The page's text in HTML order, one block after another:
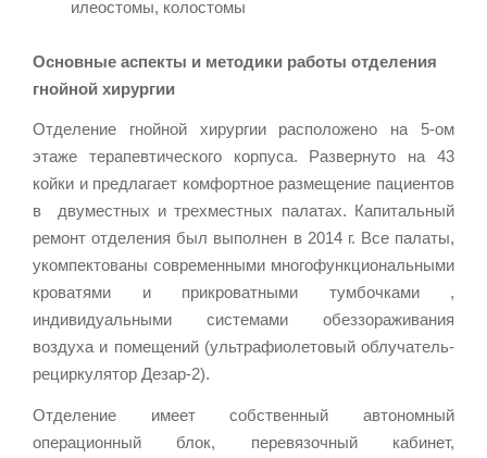
илеостомы, колостомы
Основные аспекты и методики работы отделения
гнойной хирургии
Отделение гнойной хирургии расположено на 5-ом
этаже терапевтического корпуса. Развернуто на 43
койки и предлагает комфортное размещение пациентов
в двуместных и трехместных палатах. Капитальный
ремонт отделения был выполнен в 2014 г. Все палаты,
укомпектованы современными многофункциональными
кроватями и прикроватными тумбочками ,
индивидуальными системами обеззораживания
воздуха и помещений (ультрафиолетовый облучатель-
рециркулятор Дезар-2).
Отделение имеет собственный автономный
операционный блок, перевязочный кабинет,